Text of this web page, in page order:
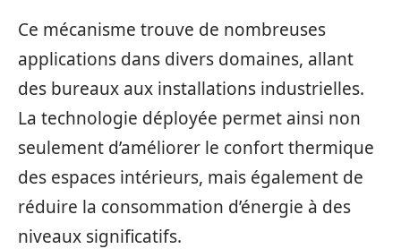
Ce mécanisme trouve de nombreuses
applications dans divers domaines, allant
des bureaux aux installations industrielles.
La technologie déployée permet ainsi non
seulement d’améliorer le confort thermique
des espaces intérieurs, mais également de
réduire la consommation d’énergie à des
niveaux significatifs.